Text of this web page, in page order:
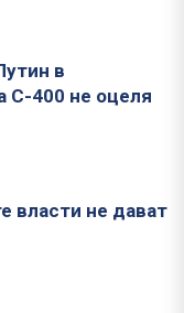
в
С-400 не оцеля
власти не дават